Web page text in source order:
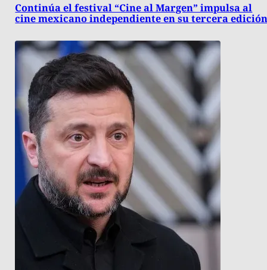
Continúa el festival “Cine al Margen” impulsa al
cine mexicano independiente en su tercera